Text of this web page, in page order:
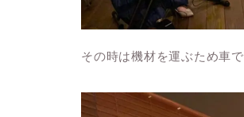
その時は機材を運ぶため車で